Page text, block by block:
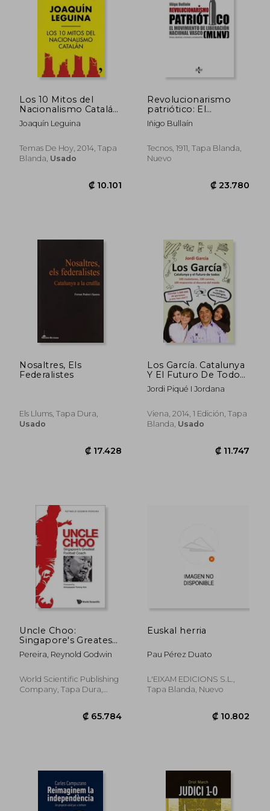
Los 10 Mitos del
Nacionalismo Catalán
(Fuera de Colección)
Joaquín Leguina
Temas De Hoy, 2014, Tapa
Blanda, Usado
₡ 10.101
Revolucionarismo
patriótico: El
Movimiento de
Liberación Nacional
Origen, ideología,
estrategia y
Surco - Serie De
Iñigo Bullaín
Tecnos, 1911, Tapa Blanda,
Nuevo
₡
Nosaltres, Els
Federalistes
Els Llums, Tapa Dura,
Usado
Los García. Catalunya
Y El Futuro De Todos
(Fora de col·lecció)
(en Catalán)
Jordi Piqué I Jordana
Viena, 2014, 1 Edición, Tapa
Blanda, Usado
Uncle Choo:
Singapore's Greatest
Football Coach (en
Inglés)
Pereira, Reynold Godwin
World Scientific Publishing
Company, Tapa Dura,
Euskal herria
Pau Pérez Duato
L'EIXAM EDICIONS S.L.,
Tapa Blanda, Nuevo